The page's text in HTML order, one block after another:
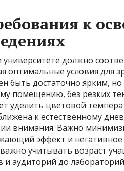
к
должно
оптимальные условия для
быть достаточно ярким,
помещению, без резких
уделить цветовой
к естественному
внимания. Важно
эффект и
учитывать возраст
и аудиторий до